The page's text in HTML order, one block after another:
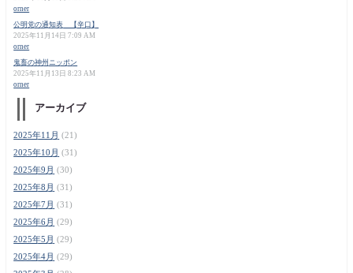
orner
公明党の通知表 【辛口】
2025年11月14日 7:09 AM
orner
鬼畜の神州ニッポン
2025年11月13日 8:23 AM
orner
アーカイブ
2025年11月 (21)
2025年10月 (31)
2025年9月 (30)
2025年8月 (31)
2025年7月 (31)
2025年6月 (29)
2025年5月 (29)
2025年4月 (29)